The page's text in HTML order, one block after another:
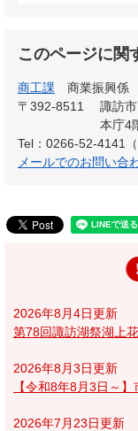
このページに関
商工課
商業振興係
〒392-8511
諏訪
本庁4
Tel：0266-52-4141
メールでのお問い合
2026年8月4日更新
第78回諏訪湖祭湖上
2026年8月3日更新
【令和8年8月3日～
2026年7月23日更新